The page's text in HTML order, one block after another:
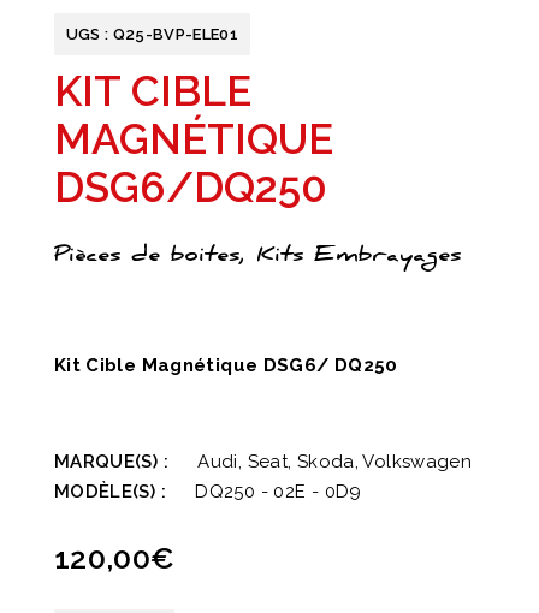
UGS : Q25-BVP-ELE01
KIT CIBLE
MAGNÉTIQUE
DSG6/DQ250
Pièces de boites, Kits Embrayages
Kit Cible Magnétique DSG6/ DQ250
MARQUE(S) :
Audi, Seat, Skoda, Volkswagen
MODÈLE(S) :
DQ250 - 02E - 0D9
120,00€